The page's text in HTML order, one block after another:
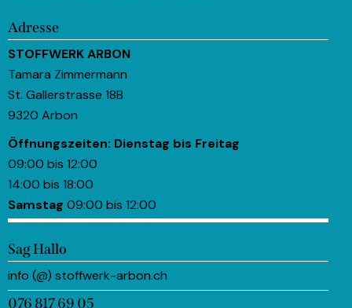
Adresse
STOFFWERK ARBON
Tamara Zimmermann
St. Gallerstrasse 18B
9320 Arbon
Öffnungszeiten: Dienstag bis Freitag
09:00 bis 12:00
14:00 bis 18:00
Samstag 09:00 bis 12:00
Sag Hallo
info (@) stoffwerk-arbon.ch
076 817 69 05